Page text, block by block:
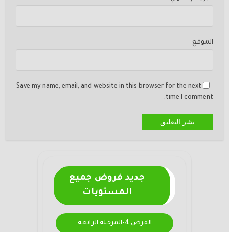
الموقع
Save my name, email, and website in this browser for the next
time I comment.
جديد فروض جميع
المستويات
الفرض 4-المرحلة الرابعة